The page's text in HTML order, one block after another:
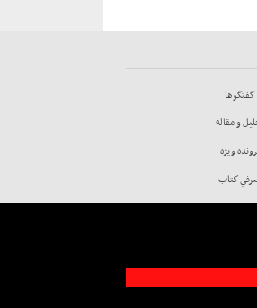
گفتگوها
و مقاله
ويژه
كتاب